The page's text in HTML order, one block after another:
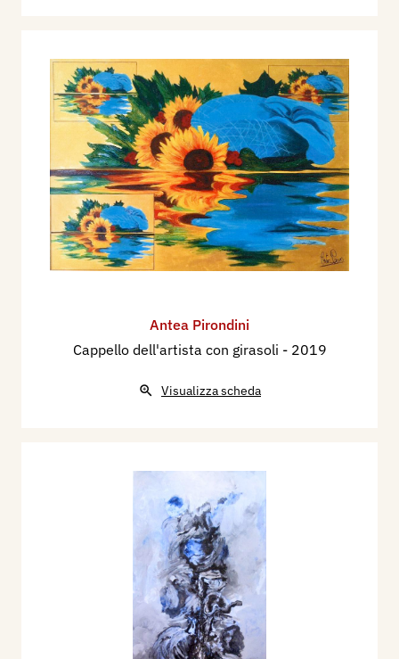
Antea Pirondini
Cappello dell'artista con girasoli - 2019
Visualizza scheda